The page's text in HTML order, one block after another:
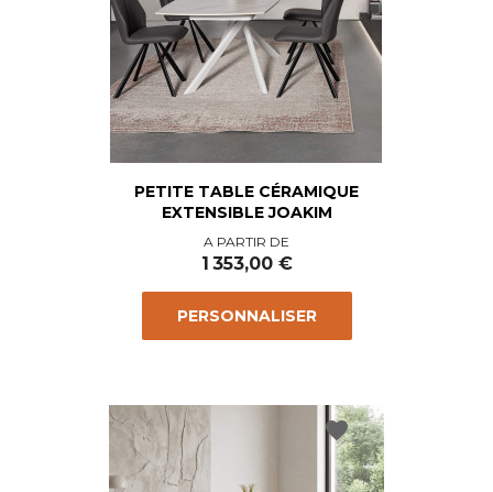
PETITE TABLE CÉRAMIQUE
EXTENSIBLE JOAKIM
Prix
A PARTIR DE
1 353,00 €
PERSONNALISER
favorite